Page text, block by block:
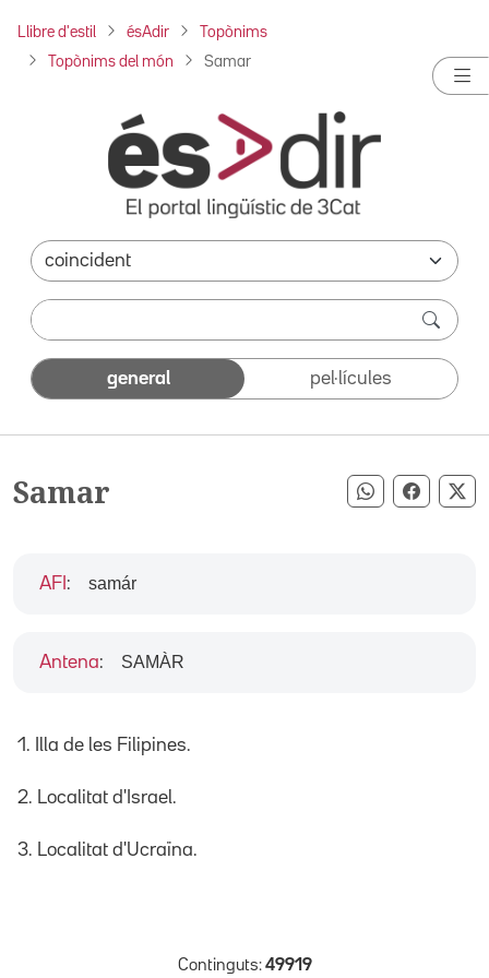
Llibre d'estil ésAdir Topònims
Topònims del món Samar
general pel·lícules
Samar Compartir
AFI : samár
Antena: SAMÀR
1. Illa de les Filipines.
2. Localitat d'Israel.
3. Localitat d'Ucraïna.
Continguts: 49919